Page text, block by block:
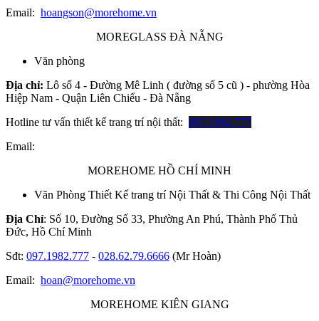
Email: hoangson@morehome.vn
MOREGLASS ĐÀ NẴNG
Văn phòng
Địa chỉ: Lô số 4 - Đường Mê Linh ( đường số 5 cũ ) - phường Hòa
Hiệp Nam - Quận Liên Chiểu - Đà Nẵng
Hotline tư vấn thiết kế trang trí nội thất: 097.1982.777
Email:
MOREHOME HỒ CHÍ MINH
Văn Phòng Thiết Kế trang trí Nội Thất & Thi Công Nội Thất
Địa Chỉ: Số 10, Đường Số 33, Phường An Phú, Thành Phố Thủ
Đức, Hồ Chí Minh
Sđt: 097.1982.777 - 028.62.79.6666 (Mr Hoàn)
Email: hoan@morehome.vn
MOREHOME KIÊN GIANG